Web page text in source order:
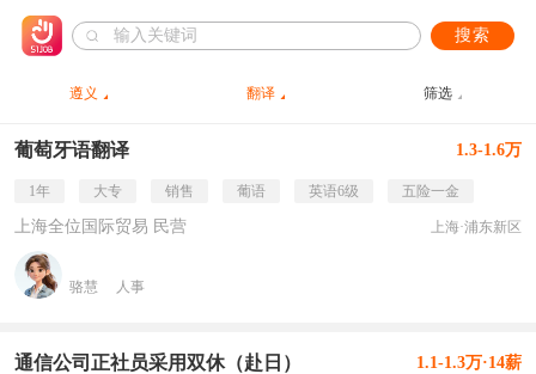
搜索
遵义 翻译 筛选
葡萄牙语翻译 1.3-1.6万
1年 大专 销售 葡语 英语6级 五险一金
上海全位国际贸易 民营 上海·浦东新区
骆慧 人事
通信公司正社员采用双休（赴日） 1.1-1.3万·14薪